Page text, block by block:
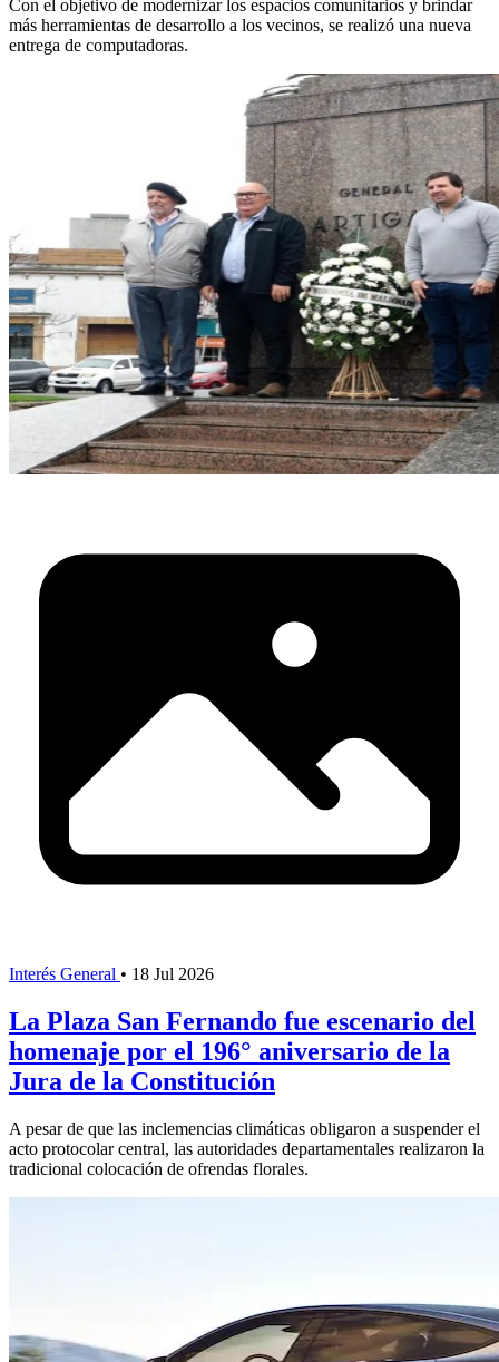
Con el objetivo de modernizar los espacios comunitarios y brindar
más herramientas de desarrollo a los vecinos, se realizó una nueva
entrega de computadoras.
Interés General • 18 Jul 2026
La Plaza San Fernando fue escenario del
homenaje por el 196° aniversario de la
Jura de la Constitución
A pesar de que las inclemencias climáticas obligaron a suspender el
acto protocolar central, las autoridades departamentales realizaron la
tradicional colocación de ofrendas florales.